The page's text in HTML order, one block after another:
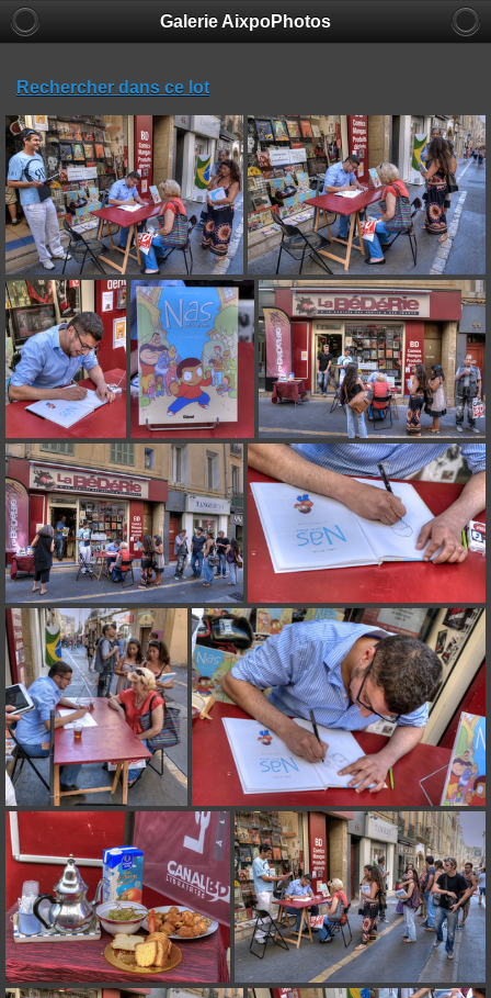
Galerie AixpoPhotos
Rechercher dans ce lot